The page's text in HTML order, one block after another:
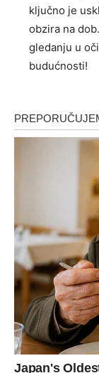
ključno je
obzira na
gledanju u
budućnosti!